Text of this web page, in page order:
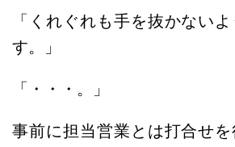
「くれぐれも手を抜かない
す。」
「・・・。」
事前に担当営業とは打合せ